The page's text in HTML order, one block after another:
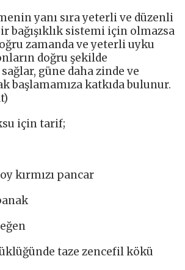
yanı sıra yeterli ve düzenli
bağışıklık sistemi için olmazsa
zamanda ve yeterli uyku
doğru şekilde
sağlar, güne daha zinde ve
başlamamıza katkıda bulunur.
için tarif;
kırmızı pancar
taze zencefil kökü